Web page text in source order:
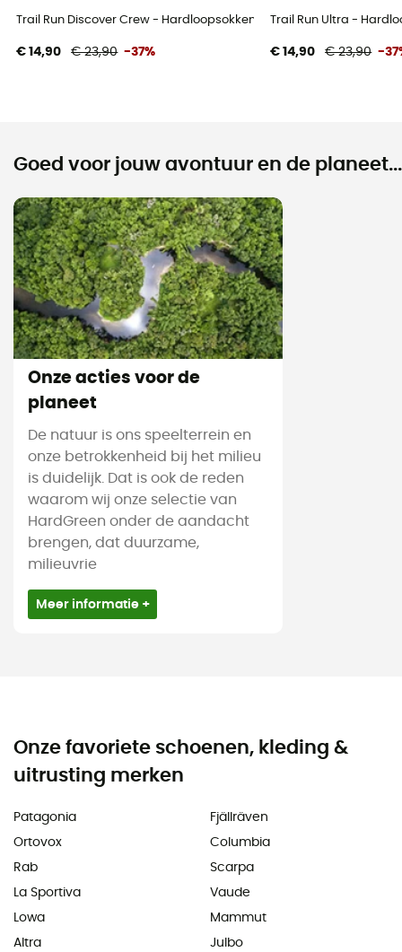
Trail Run Discover Crew - Hardloopsokken
€ 14,90 € 23,90 -37%
Trail Run Ultra -
€ 14,90 € 23,90 -
Goed voor jouw avontuur en de planeet...
Onze acties voor de
planeet
De natuur is ons speelterrein en
onze betrokkenheid bij het milieu
is duidelijk. Dat is ook de reden
waarom wij onze selectie van
HardGreen onder de aandacht
brengen, dat duurzame,
milieuvrie
Meer informatie +
Onze favoriete schoenen, kleding &
uitrusting merken
Patagonia
Ortovox
Rab
La Sportiva
Lowa
Altra
Fjällräven
Columbia
Scarpa
Vaude
Mammut
Julbo